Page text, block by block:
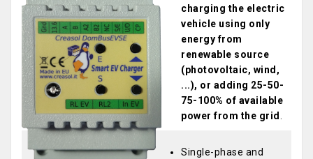
charging the electric
vehicle using only
energy from
renewable source
(photovoltaic, wind,
...), or adding 25-50-
75-100% of available
power from the grid
Single-phase and